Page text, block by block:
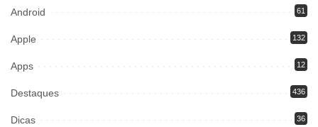
Android 61
Apple 132
Apps 12
Destaques 436
Dicas 36